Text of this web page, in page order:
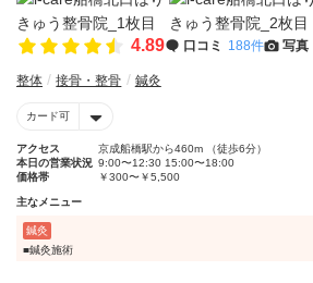
4.89 口コミ 188件 写真
整体 接骨・整骨 鍼灸
カード可
アクセス
京成船橋駅から460m （徒歩6分）
本日の営業状況 9:00〜12:30 15:00〜18:00
価格帯
￥300〜￥5,500
主なメニュー
鍼灸
■鍼灸施術